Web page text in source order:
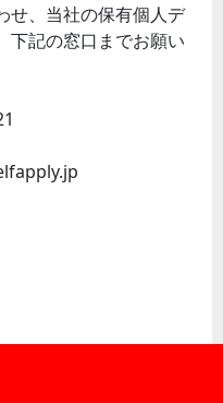
せ、当社の保有個人デ
下記の窓口までお願い